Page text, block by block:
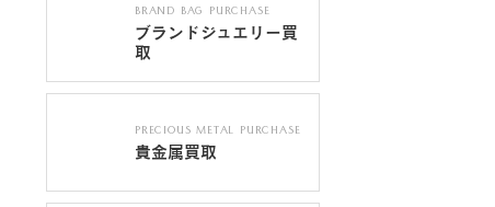
BRAND BAG PURCHASE
ブランドジュエリー買
取
PRECIOUS METAL PURCHASE
貴金属買取